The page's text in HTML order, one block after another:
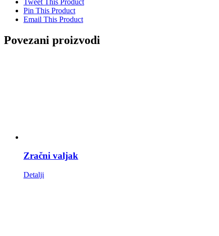
Pin This Product
Email This Product
Povezani proizvodi
Zračni valjak
Detalji